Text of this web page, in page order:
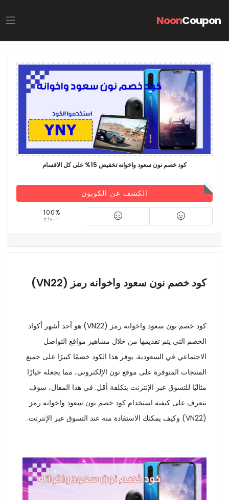
NoonCoupon
كود خصم نون سعود واخوانه تخفيض 15% على كل الاقسام
الكشف عن الكوبون
100%
النجاح
كود خصم نون سعود واخوانه رمز (VN22)
كود خصم نون سعود واخوانه رمز (VN22) هو أحد أشهر أكواد
الخصم التي يتم تقديمها من خلال مشاهير مواقع التواصل
الاجتماعي في السعودية. يوفر هذا الكود خصمًا كبيرًا على جميع
المنتجات المتوفرة على موقع نون الإلكتروني، مما يجعله خيارًا
مثاليًا للتسوق عبر الإنترنت بتكلفة أقل. في هذا المقال، سوف
نتعرف على كيفية استخدام كود خصم نون سعود واخوانه رمز
(VN22) وكيف يمكنك الاستفادة منه عند التسوق عبر الإنترنت.